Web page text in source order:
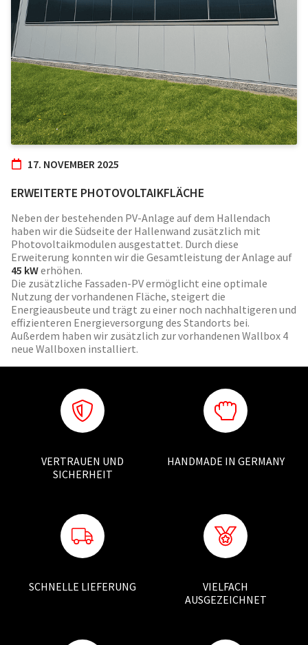
17. NOVEMBER 2025
ERWEITERTE PHOTOVOLTAIKFLÄCHE
Neben der bestehenden PV-Anlage auf dem Hallendach
haben wir die Südseite der Hallenwand zusätzlich mit
Photovoltaikmodulen ausgestattet. Durch diese
Erweiterung konnten wir die Gesamtleistung der Anlage auf
45 kWerhöhen.
Die zusätzliche Fassaden-PV ermöglicht eine optimale
Nutzung der vorhandenen Fläche, steigert die
Energieausbeute und trägt zu einer noch nachhaltigeren und
effizienteren Energieversorgung des Standorts bei.
Außerdem haben wir zusätzlich zur vorhandenen Wallbox 4
neue Wallboxen installiert.
VERTRAUEN UND
SICHERHEIT
HANDMADE IN GERMANY
SCHNELLE LIEFERUNG
VIELFACH
AUSGEZEICHNET